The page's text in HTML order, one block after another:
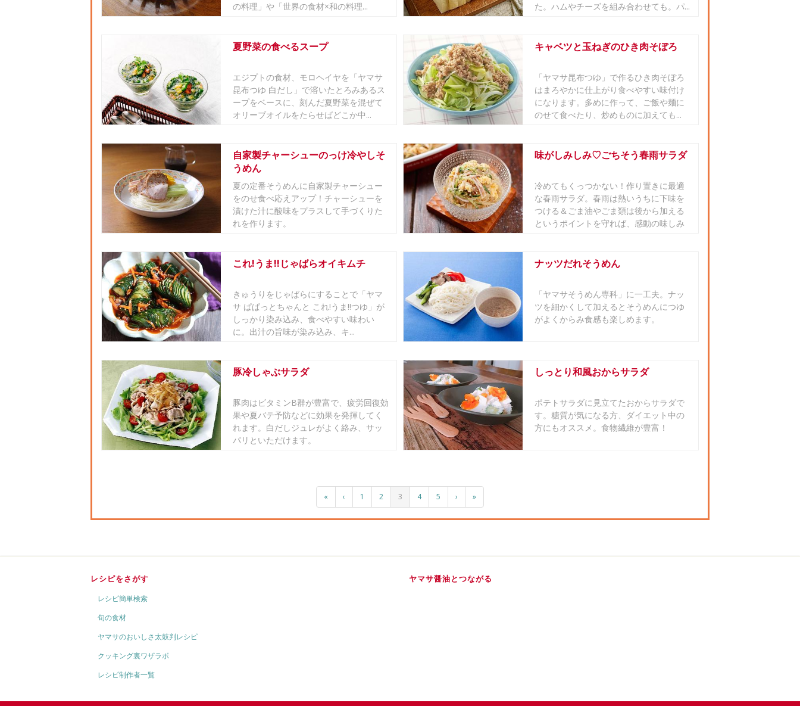
の料理」や「世界の食材×和の料理...
た。ハムやチーズを組み合わせても。パ...
夏野菜の食べるスープ
エジプトの食材、モロヘイヤを「ヤマサ
昆布つゆ 白だし」で溶いたとろみあるス
ープをベースに、刻んだ夏野菜を混ぜて
オリーブオイルをたらせばどこか中...
キャベツと玉ねぎのひき肉そぼろ
「ヤマサ昆布つゆ」で作るひき肉そぼろ
はまろやかに仕上がり食べやすい味付け
になります。多めに作って、ご飯や麺に
のせて食べたり、炒めものに加えても...
自家製チャーシューのっけ冷やしそ
うめん
夏の定番そうめんに自家製チャーシュー
をのせ食べ応えアップ！チャーシューを
漬けた汁に酸味をプラスして手づくりた
れを作ります。
味がしみしみ♡ごちそう春雨サラダ
冷めてもくっつかない！作り置きに最適
な春雨サラダ。春雨は熱いうちに下味を
つける＆ごま油やごま類は後から加える
というポイントを守れば、感動の味しみ
これ!うま!!じゃばらオイキムチ
きゅうりをじゃばらにすることで「ヤマ
サ ぱぱっとちゃんと これ!うま!!つゆ」が
しっかり染み込み、食べやすい味わい
に。出汁の旨味が染み込み、キ...
ナッツだれそうめん
「ヤマサそうめん専科」に一工夫。ナッ
ツを細かくして加えるとそうめんにつゆ
がよくからみ食感も楽しめます。
豚冷しゃぶサラダ
豚肉はビタミンB群が豊富で、疲労回復効
果や夏バテ予防などに効果を発揮してく
れます。白だしジュレがよく絡み、サッ
パリといただけます。
しっとり和風おからサラダ
ポテトサラダに見立てたおからサラダで
す。糖質が気になる方、ダイエット中の
方にもオススメ。食物繊維が豊富！
« ‹ 1 2 3 4 5 › »
レシピをさがす
レシピ簡単検索
旬の食材
ヤマサのおいしさ太鼓判レシピ
クッキング裏ワザラボ
レシピ制作者一覧
ヤマサ醤油とつながる